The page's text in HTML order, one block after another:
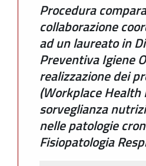
Procedura
collaborazione
ad un laureato in
Preventiva Igiene
realizzazione dei
(Workplace Health
sorveglianza
nelle patologie
Fisiopatologia